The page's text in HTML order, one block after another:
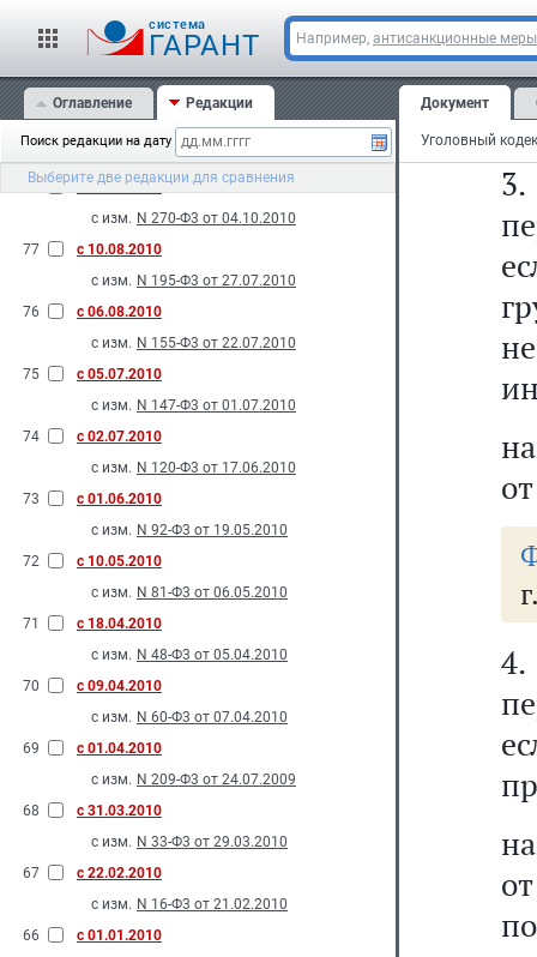
cистема
ГАРАНТ Например, антисанкционные меры
Оглавление Редакции
Поиск редакции на дату
Выберите две редакции для сравнения
с изм.
N 87-Ф3 от 19.05.2010
N 263-Ф3 от 04.10.2010
79
с 29.10.2010
N 197-Ф3 от 27.07.2010
78
с 06.10.2010
с изм. N 270-Ф3 от 04.10.2010
77
с 10.08.2010
с изм. N 195-Ф3 от 27.07.2010
76
с 06.08.2010
с изм. N 155-Ф3 от 22.07.2010
75
с 05.07.2010
с изм. N 147-Ф3 от 01.07.2010
74
с 02.07.2010
с изм. N 120-Ф3 от 17.06.2010
73
с 01.06.2010
с изм. N 92-Ф3 от 19.05.2010
72
с 10.05.2010
с изм. N 81-Ф3 от 06.05.2010
71
с 18.04.2010
с изм. N 48-Ф3 от 05.04.2010
70
с 09.04.2010
с изм. N 60-Ф3 от 07.04.2010
69
с 01.04.2010
с изм. N 209-Ф3 от 24.07.2009
68
с 31.03.2010
с изм. N 33-Ф3 от 29.03.2010
67
с 22.02.2010
с изм. N 16-Ф3 от 21.02.2010
66
с 01.01.2010
Документ